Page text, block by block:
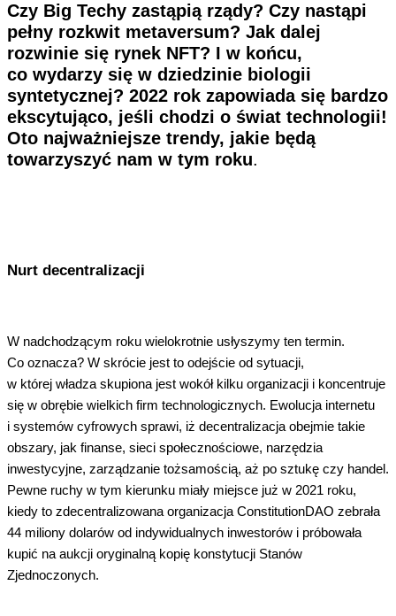
Czy Big Techy zastąpią rządy? Czy nastąpi
pełny rozkwit metaversum? Jak dalej
rozwinie się rynek NFT? I w końcu,
co wydarzy się w dziedzinie biologii
syntetycznej? 2022 rok zapowiada się bardzo
ekscytująco, jeśli chodzi o świat technologii!
Oto najważniejsze trendy, jakie będą
towarzyszyć nam w tym roku.
Nurt decentralizacji
W nadchodzącym roku wielokrotnie usłyszymy ten termin.
Co oznacza? W skrócie jest to odejście od sytuacji,
w której władza skupiona jest wokół kilku organizacji i koncentruje
się w obrębie wielkich firm technologicznych. Ewolucja internetu
i systemów cyfrowych sprawi, iż decentralizacja obejmie takie
obszary, jak finanse, sieci społecznościowe, narzędzia
inwestycyjne, zarządzanie tożsamością, aż po sztukę czy handel.
Pewne ruchy w tym kierunku miały miejsce już w 2021 roku,
kiedy to zdecentralizowana organizacja ConstitutionDAO zebrała
44 miliony dolarów od indywidualnych inwestorów i próbowała
kupić na aukcji oryginalną kopię konstytucji Stanów
Zjednoczonych.